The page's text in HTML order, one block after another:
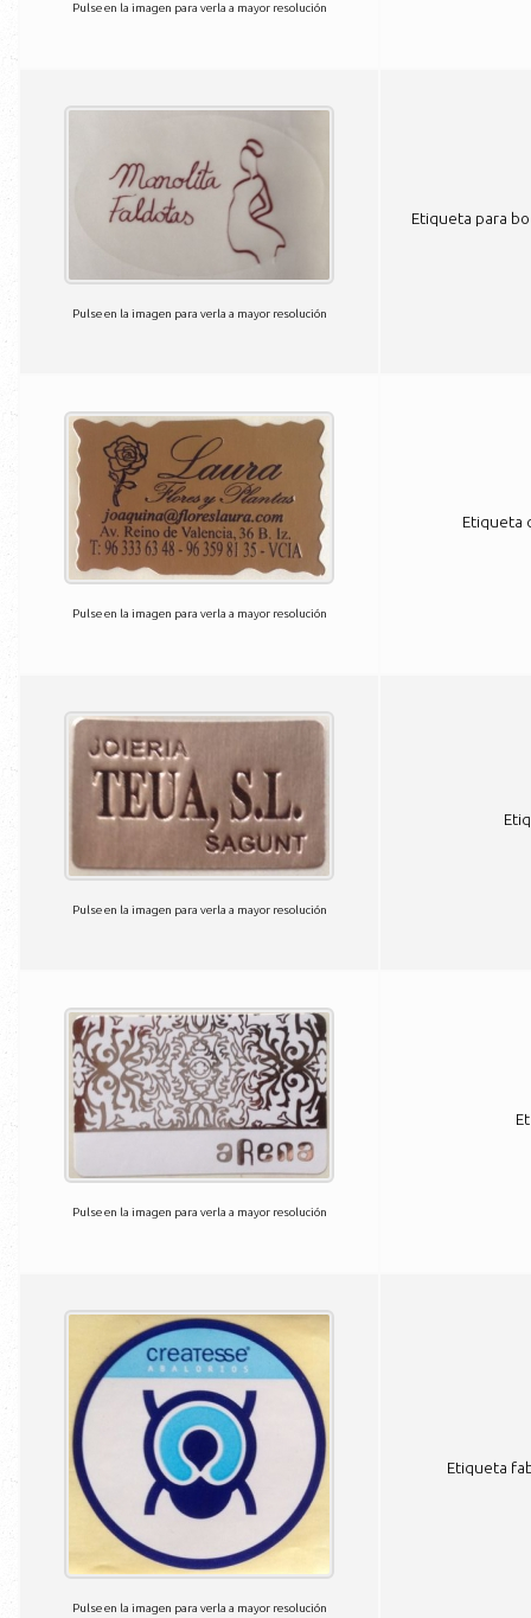
Pulse en la imagen para verla a mayor resolución
Pulse en la imagen para verla a mayor resolución
Etiqueta para
Pulse en la imagen para verla a mayor resolución
Etiqueta
Pulse en la imagen para verla a mayor resolución
Pulse en la imagen para verla a mayor resolución
Pulse en la imagen para verla a mayor resolución
Etiqueta